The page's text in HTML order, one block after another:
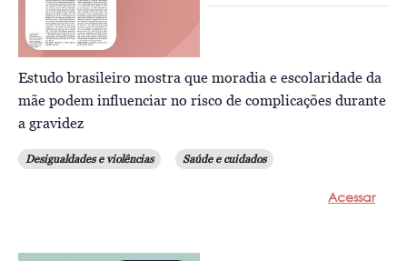
Estudo brasileiro mostra que moradia e escolaridade da
mãe podem influenciar no risco de complicações durante
a gravidez
Desigualdades e violências Saúde e cuidados
Acessar